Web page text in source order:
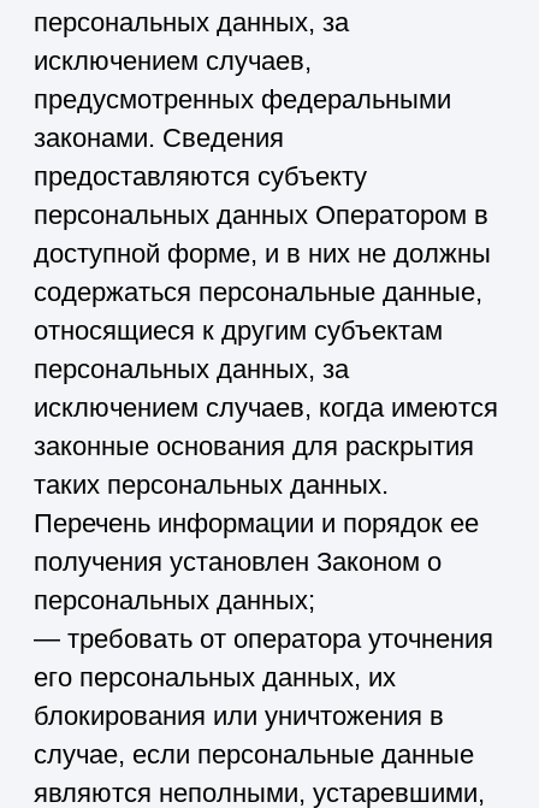
или неточных данных.
5.7. Хранение персональных данных
осуществляется в форме,
позволяющей определить субъекта
чем этого требуют цели обработки
персональных данных, если срок
хранения персональных данных не
установлен федеральным законом,
договором, стороной которого,
выгодоприобретателем или
субъект персональных данных.
Обрабатываемые персональные
данные уничтожаются либо
обезличиваются по достижении
целей обработки или в случае утраты
необходимости в достижении этих
целей, если иное не предусмотрено
федеральным законом.
6. Цели обработки персональных
данных
Цели обработки
Подготовка, заключение и
исполнение гражданско-
правового договора
Продвижение товаров, работ,